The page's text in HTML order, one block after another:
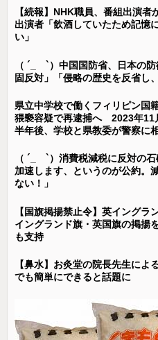
【続報】NHK職員、番組出演
出演者「飲酒していたため記憶
い」
（ ´_ゝ`）中国国防省、日本の
固反対」「侵略の歴史を反省し
県立中学校で働くフィリピン国
猥褻容疑で再逮捕へ 2023年11
半年後、学校と県教委が警察に
（ ´_ゝ`）消費税減税に反対の
加速します、というのが公約。
ない！」
【国旗掲揚禁止令】英イングラ
イングランド旗・英国旗の掲揚
も支持
【鼻水】お灸堂の院長先生に
でも簡単にできると話題に